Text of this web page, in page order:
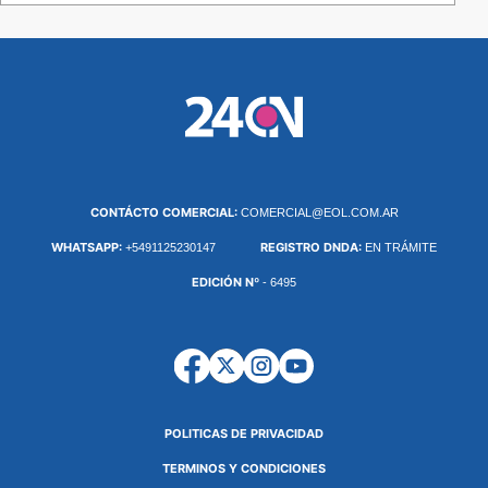
CONTÁCTO COMERCIAL: COMERCIAL@EOL.COM.AR
WHATSAPP: +5491125230147 REGISTRO DNDA: EN TRÁMITE
EDICIÓN Nº - 6495
POLITICAS DE PRIVACIDAD
TERMINOS Y CONDICIONES